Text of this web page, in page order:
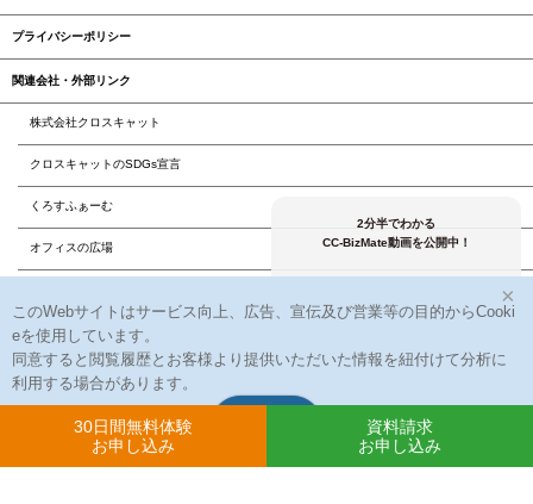
プライバシーポリシー
関連会社・外部リンク
株式会社クロスキャット
クロスキャットのSDGs宣言
くろすふぁーむ
オフィスの広場
株式会社クロスアクティブ
株式会社クロスリード
2分半でわかる
CC-BizMate動画を公開中！
30日間無料体験
お申し込み
資料請求
お申し込み
このWebサイトはサービス向上、広告、宣伝及び営業等の目的からCooki
eを使用しています。
同意すると閲覧履歴とお客様より提供いただいた情報を紐付けて分析に
利用する場合があります。
×